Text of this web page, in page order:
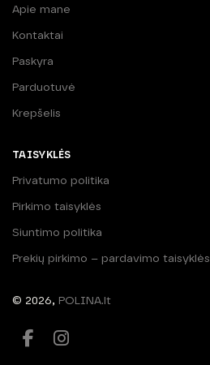
Apie mane
Kontaktai
Paskyra
Parduotuvė
Krepšelis
TAISYKLĖS
Privatumo politika
Pirkimo taisyklės
Siuntimo politika
Prekių pirkimo – pardavimo taisyklės
© 2026, POLINA.lt